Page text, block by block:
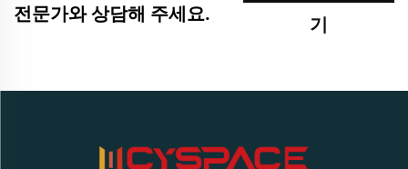
전문가와 상담해 주세요.
기